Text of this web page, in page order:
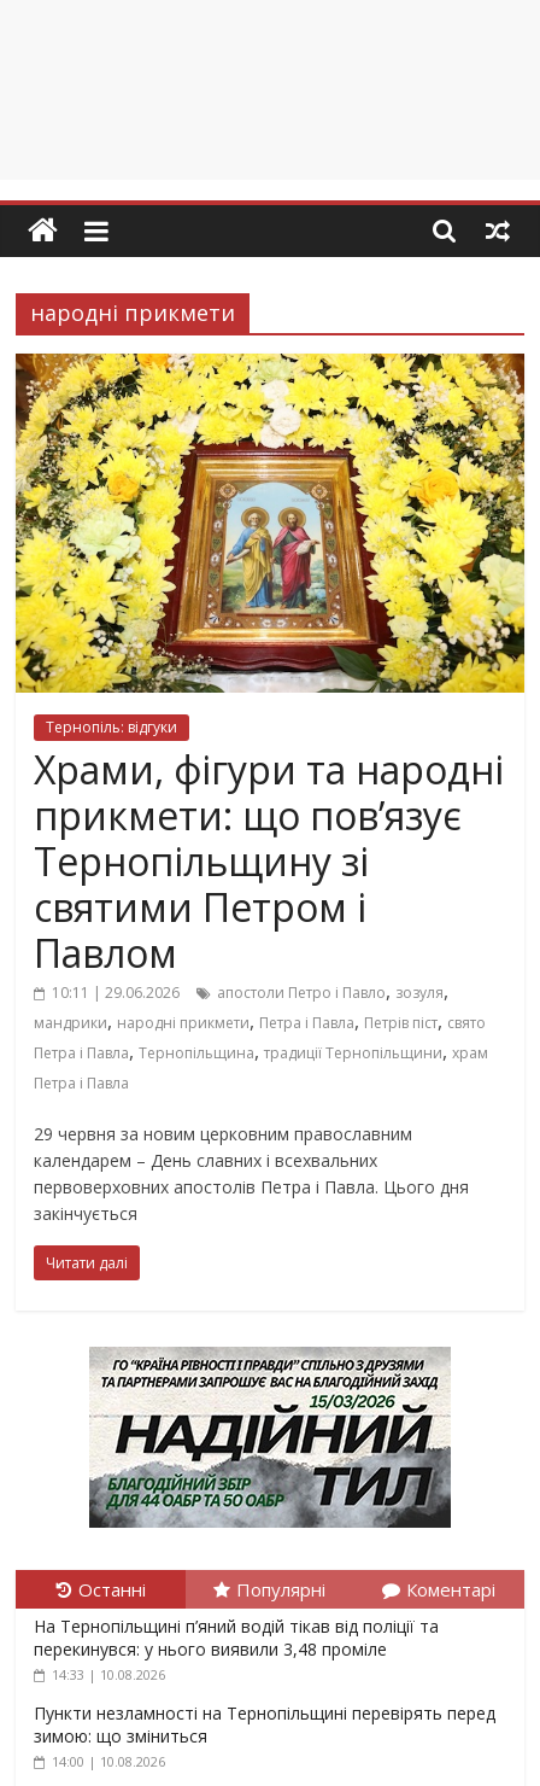
народні прикмети
Тернопіль: відгуки
Храми, фігури та народні
прикмети: що пов’язує
Тернопільщину зі
святими Петром і
Павлом
10:11 | 29.06.2026 апостоли Петро і Павло, зозуля,
мандрики, народні прикмети, Петра і Павла, Петрів піст, свято
Петра і Павла,Тернопільщина,традиції Тернопільщини,храм
Петра і Павла
29 червня за новим церковним православним
календарем – День славних і всехвальних
первоверховних апостолів Петра і Павла. Цього дня
закінчується
Читати далі
Останні Популярні Коментарі
На Тернопільщині п’яний водій тікав від поліції та
перекинувся: у нього виявили 3,48 проміле
14:33 | 10.08.2026
Пункти незламності на Тернопільщині перевірять перед
зимою: що зміниться
14:00 | 10.08.2026